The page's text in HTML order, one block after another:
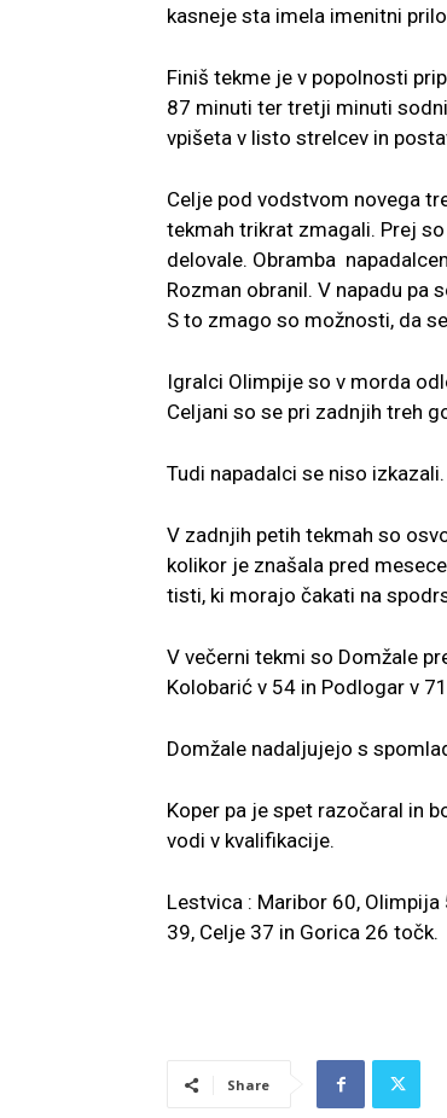
kasneje sta imela imenitni
Finiš tekme je v popolnosti
87 minuti ter tretji minuti
vpišeta v listo strelcev in
Celje pod vodstvom novega
tekmah trikrat zmagali. Prej
delovale. Obramba
Rozman obranil. V napadu pa
S to zmago so možnosti, da
Igralci Olimpije so v morda
Celjani so se pri zadnjih treh
Tudi napadalci se niso
V zadnjih petih tekmah so
kolikor je znašala pred
tisti, ki morajo čakati na
V večerni tekmi so Domžale
Kolobarić v 54 in Podlogar v
Domžale nadaljujejo s
Koper pa je spet razočaral in
vodi v kvalifikacije.
Lestvica : Maribor 60, Olimpija
39, Celje 37 in Gorica 26 točk.
Share